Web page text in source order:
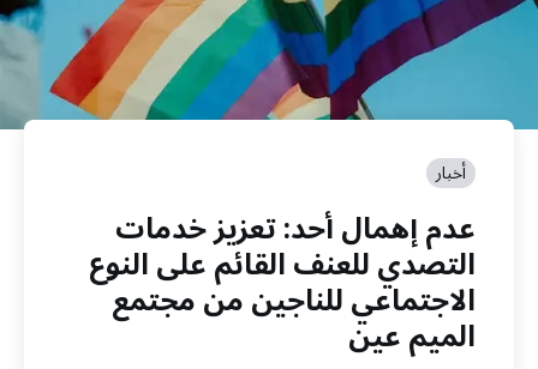
أخبار
عدم إهمال أحد: تعزيز خدمات
التصدي للعنف القائم على النوع
الاجتماعي للناجين من مجتمع
الميم عين